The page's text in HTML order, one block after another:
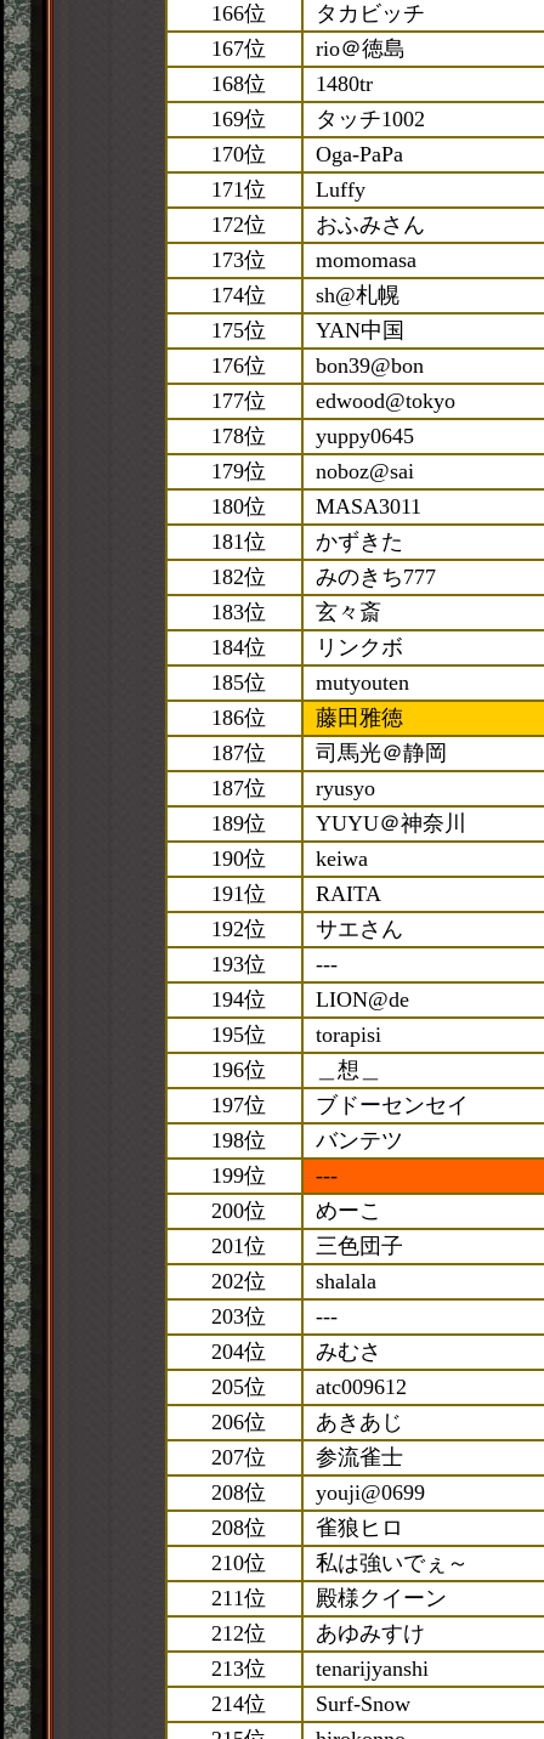
166位
タカビッチ
167位
rio＠徳島
168位
1480tr
169位
タッチ1002
170位
Oga-PaPa
171位
Luffy
172位
おふみさん
173位
momomasa
174位
sh@札幌
175位
YAN中国
176位
bon39@bon
177位
edwood@tokyo
178位
yuppy0645
179位
noboz@sai
180位
MASA3011
181位
かずきた
182位
みのきち777
183位
玄々斎
184位
リンクボ
185位
mutyouten
186位
藤田雅徳
187位
司馬光＠静岡
187位
ryusyo
189位
YUYU＠神奈川
190位
keiwa
191位
RAITA
192位
サエさん
193位
---
194位
LION@de
195位
torapisi
196位
＿想＿
197位
ブドーセンセイ
198位
バンテツ
199位
---
200位
めーこ
201位
三色団子
202位
shalala
203位
---
204位
みむさ
205位
atc009612
206位
あきあじ
207位
参流雀士
208位
youji@0699
208位
雀狼ヒロ
210位
私は強いでぇ～
211位
殿様クイーン
212位
あゆみすけ
213位
tenarijyanshi
214位
Surf-Snow